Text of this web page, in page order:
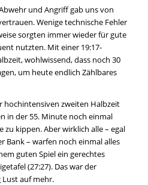
und Angriff gab uns von
Wenige technische Fehler
sorgten immer wieder für gute
nutzten. Mit einer 19:17-
wohlwissend, dass noch 30
um heute endlich Zählbares
hochintensiven zweiten Halbzeit
in der 55. Minute noch einmal
zu kippen. Aber wirklich alle – egal
Bank – warfen noch einmal alles
guten Spiel ein gerechtes
(27:27). Das war der
auf mehr.